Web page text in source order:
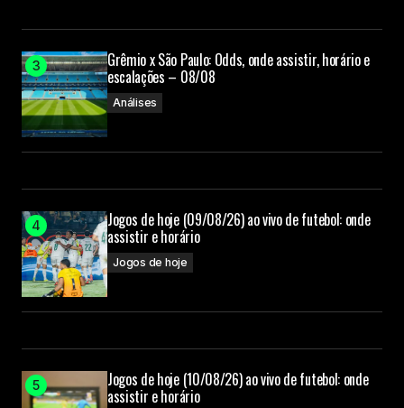
Grêmio x São Paulo: Odds, onde assistir, horário e
escalações – 08/08
Análises
Jogos de hoje (09/08/26) ao vivo de futebol: onde
assistir e horário
Jogos de hoje
Jogos de hoje (10/08/26) ao vivo de futebol: onde
assistir e horário